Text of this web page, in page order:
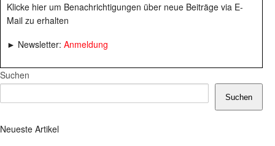
Klicke hier um Benachrichtigungen über neue Beiträge via E-
Mail zu erhalten
► Newsletter: Anmeldung
Suchen
Suchen
Neueste Artikel